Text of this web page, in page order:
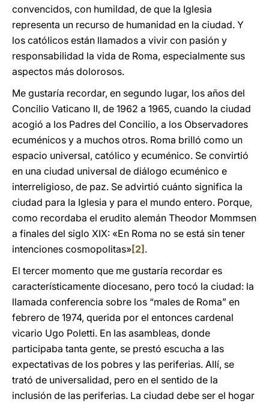
convencidos, con humildad, de que la Iglesia
representa un recurso de humanidad en la ciudad. Y
los católicos están llamados a vivir con pasión y
responsabilidad la vida de Roma, especialmente sus
aspectos más dolorosos.
Me gustaría recordar, en segundo lugar, los años del
Concilio Vaticano II, de 1962 a 1965, cuando la ciudad
acogió a los Padres del Concilio, a los Observadores
ecuménicos y a muchos otros. Roma brilló como un
espacio universal, católico y ecuménico. Se convirtió
en una ciudad universal de diálogo ecuménico e
interreligioso, de paz. Se advirtió cuánto significa la
ciudad para la Iglesia y para el mundo entero. Porque,
como recordaba el erudito alemán Theodor Mommsen
a finales del siglo XIX: «En Roma no se está sin tener
intenciones cosmopolitas»[2] .
El tercer momento que me gustaría recordar es
característicamente diocesano, pero tocó la ciudad: la
llamada conferencia sobre los “males de Roma” en
febrero de 1974, querida por el entonces cardenal
vicario Ugo Poletti. En las asambleas, donde
participaba tanta gente, se prestó escucha a las
expectativas de los pobres y las periferias. Allí, se
trató de universalidad, pero en el sentido de la
inclusión de las periferias. La ciudad debe ser el hogar